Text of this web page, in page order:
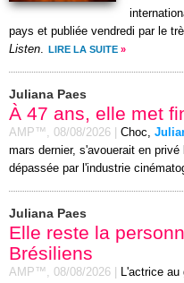
pays et publiée vendredi par le
Listen. LIRE LA SUITE »
Juliana Paes
À 47 ans, elle met
AMP™, 08/08/2026 Choc,
mars dernier, s'avouerait en
dépassée par l'industrie
Juliana Paes
Elle reste la
Brésiliens
AMP™, 08/08/2026
L'actrice au